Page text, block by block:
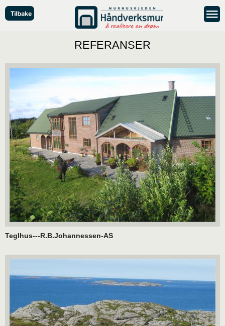
REFERANSER
Teglhus---R.B.Johannessen-AS